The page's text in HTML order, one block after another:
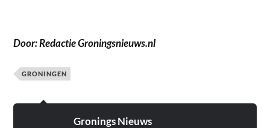
Door: Redactie Groningsnieuws.nl
GRONINGEN
Gronings Nieuws